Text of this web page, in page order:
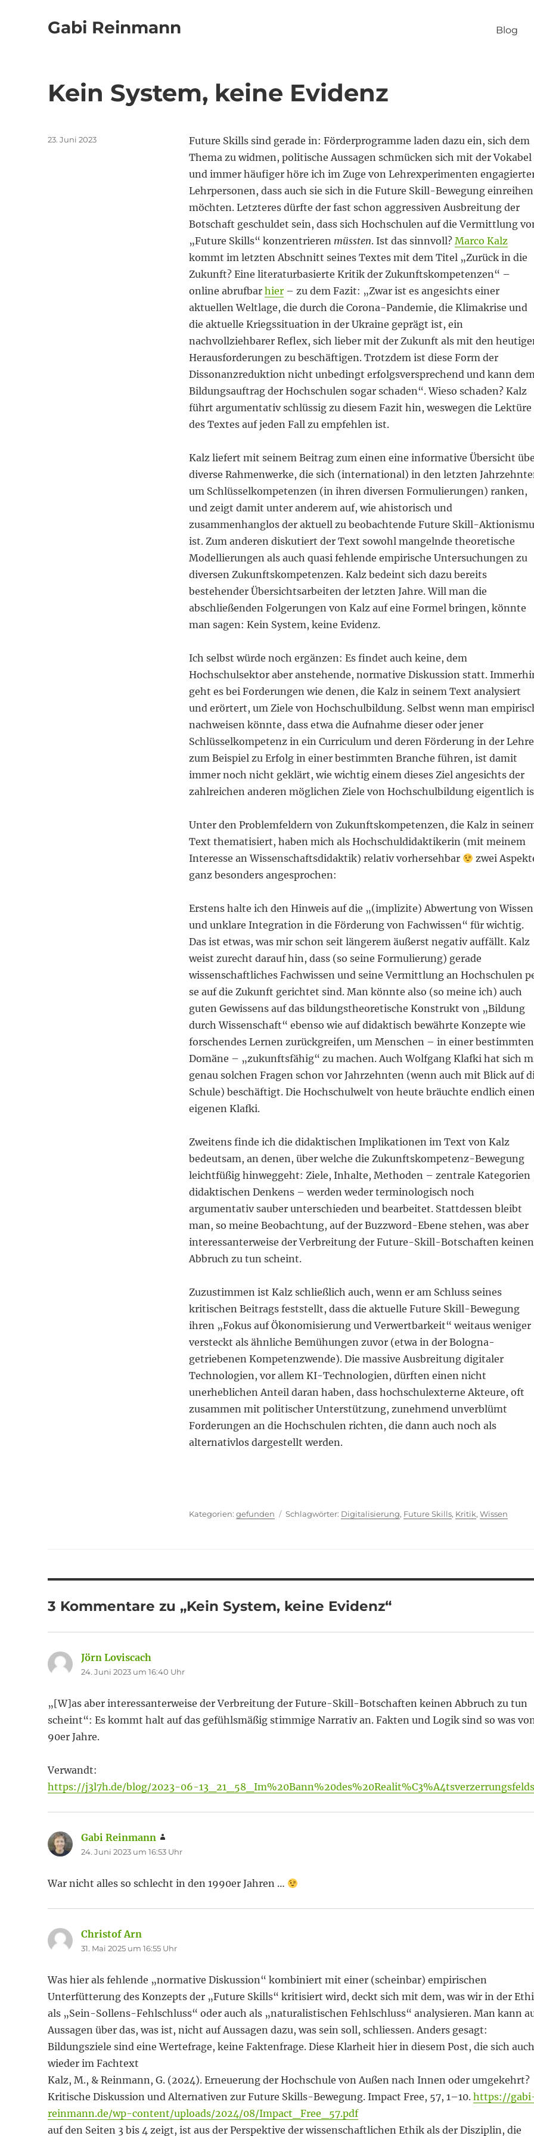
Gabi Reinmann Blog
Kein System, keine Evidenz
Future Skills sind gerade in: Förderprogramme laden dazu ein, sich dem
Thema zu widmen, politische Aussagen schmücken sich mit der Vokabel
und immer häufiger höre ich im Zuge von Lehrexperimenten
Lehrpersonen, dass auch sie sich in die Future Skill-Bewegung einreihen
möchten. Letzteres dürfte der fast schon aggressiven Ausbreitung der
Botschaft geschuldet sein, dass sich Hochschulen auf die Vermittlung
„Future Skills“ konzentrieren müssten. Ist das sinnvoll? Marco Kalz
kommt im letzten Abschnitt seines Textes mit dem Titel „Zurück in die
Zukunft? Eine literaturbasierte Kritik der Zukunftskompetenzen“ –
online abrufbar hier– zu dem Fazit: „Zwar ist es angesichts einer
aktuellen Weltlage, die durch die Corona-Pandemie, die Klimakrise und
die aktuelle Kriegssituation in der Ukraine geprägt ist, ein
nachvollziehbarer Reflex, sich lieber mit der Zukunft als mit den
Herausforderungen zu beschäftigen. Trotzdem ist diese Form der
Dissonanzreduktion nicht unbedingt erfolgsversprechend und kann
Bildungsauftrag der Hochschulen sogar schaden“. Wieso schaden? Kalz
führt argumentativ schlüssig zu diesem Fazit hin, weswegen die Lektüre
des Textes auf jeden Fall zu empfehlen ist.
Kalz liefert mit seinem Beitrag zum einen eine informative Übersicht
diverse Rahmenwerke, die sich (international) in den letzten
um Schlüsselkompetenzen (in ihren diversen Formulierungen) ranken,
und zeigt damit unter anderem auf, wie ahistorisch und
zusammenhanglos der aktuell zu beobachtende Future Skill-
ist. Zum anderen diskutiert der Text sowohl mangelnde theoretische
Modellierungen als auch quasi fehlende empirische Untersuchungen zu
diversen Zukunftskompetenzen. Kalz bedeint sich dazu bereits
bestehender Übersichtsarbeiten der letzten Jahre. Will man die
abschließenden Folgerungen von Kalz auf eine Formel bringen, könnte
man sagen: Kein System, keine Evidenz.
Ich selbst würde noch ergänzen: Es findet auch keine, dem
Hochschulsektor aber anstehende, normative Diskussion statt.
geht es bei Forderungen wie denen, die Kalz in seinem Text analysiert
und erörtert, um Ziele von Hochschulbildung. Selbst wenn man
nachweisen könnte, dass etwa die Aufnahme dieser oder jener
Schlüsselkompetenz in ein Curriculum und deren Förderung in der Lehre
zum Beispiel zu Erfolg in einer bestimmten Branche führen, ist damit
immer noch nicht geklärt, wie wichtig einem dieses Ziel angesichts der
zahlreichen anderen möglichen Ziele von Hochschulbildung eigentlich
Unter den Problemfeldern von Zukunftskompetenzen, die Kalz in
Text thematisiert, haben mich als Hochschuldidaktikerin (mit meinem
Interesse an Wissenschaftsdidaktik) relativ vorhersehbar
zwei
ganz besonders angesprochen:
Erstens halte ich den Hinweis auf die „(implizite) Abwertung von Wissen
und unklare Integration in die Förderung von Fachwissen“ für wichtig.
Das ist etwas, was mir schon seit längerem äußerst negativ auffällt. Kalz
weist zurecht darauf hin, dass (so seine Formulierung) gerade
wissenschaftliches Fachwissen und seine Vermittlung an Hochschulen
se auf die Zukunft gerichtet sind. Man könnte also (so meine ich) auch
guten Gewissens auf das bildungstheoretische Konstrukt von „Bildung
durch Wissenschaft“ ebenso wie auf didaktisch bewährte Konzepte wie
forschendes Lernen zurückgreifen, um Menschen – in einer bestimmten
Domäne – „zukunftsfähig“ zu machen. Auch Wolfgang Klafki hat sich
genau solchen Fragen schon vor Jahrzehnten (wenn auch mit Blick auf
Schule) beschäftigt. Die Hochschulwelt von heute bräuchte endlich
eigenen Klafki.
Zweitens finde ich die didaktischen Implikationen im Text von Kalz
bedeutsam, an denen, über welche die Zukunftskompetenz-Bewegung
leichtfüßig hinweggeht: Ziele, Inhalte, Methoden – zentrale Kategorien
didaktischen Denkens – werden weder terminologisch noch
argumentativ sauber unterschieden und bearbeitet. Stattdessen bleibt
man, so meine Beobachtung, auf der Buzzword-Ebene stehen, was aber
interessanterweise der Verbreitung der Future-Skill-Botschaften keinen
Abbruch zu tun scheint.
Zuzustimmen ist Kalz schließlich auch, wenn er am Schluss seines
kritischen Beitrags feststellt, dass die aktuelle Future Skill-Bewegung
ihren „Fokus auf Ökonomisierung und Verwertbarkeit“ weitaus weniger
versteckt als ähnliche Bemühungen zuvor (etwa in der Bologna-
getriebenen Kompetenzwende). Die massive Ausbreitung digitaler
Technologien, vor allem KI-Technologien, dürften einen nicht
unerheblichen Anteil daran haben, dass hochschulexterne Akteure, oft
zusammen mit politischer Unterstützung, zunehmend unverblümt
Forderungen an die Hochschulen richten, die dann auch noch als
alternativlos dargestellt werden.
Kategorien
gefunden Schlagwörter
Digitalisierung, Future Skills, Kritik, Wissen
Veröffentlicht
23. Juni 2023
3 Kommentare zu „Kein System, keine Evidenz“
Jörn Loviscach
24. Juni 2023 um 16:40 Uhr
„[W]as aber interessanterweise der Verbreitung der Future-Skill-Botschaften keinen Abbruch zu tun
scheint“: Es kommt halt auf das gefühlsmäßig stimmige Narrativ an. Fakten und Logik sind so was
90er Jahre.
Verwandt:
https://j3l7h.de/blog/2023-06-
Gabi Reinmann
24. Juni 2023 um 16:53 Uhr
War nicht alles so schlecht in den 1990er Jahren …
Christof Arn
31. Mai 2025 um 16:55 Uhr
Was hier als fehlende „normative Diskussion“ kombiniert mit einer (scheinbar) empirischen
Unterfütterung des Konzepts der „Future Skills“ kritisiert wird, deckt sich mit dem, was wir in der
als „Sein-Sollens-Fehlschluss“ oder auch als „naturalistischen Fehlschluss“ analysieren. Man kann
Aussagen über das, was ist, nicht auf Aussagen dazu, was sein soll, schliessen. Anders gesagt:
Bildungsziele sind eine Wertefrage, keine Faktenfrage. Diese Klarheit hier in diesem Post, die sich
wieder im Fachtext
Kalz, M., & Reinmann, G. (2024). Erneuerung der Hochschule von Außen nach Innen oder umgekehrt?
Kritische Diskussion und Alternativen zur Future Skills-Bewegung. Impact Free, 57, 1–10.https://
reinmann.de/wp-content/uploads/2024/08/Impact_Free_57.pdf
auf den Seiten 3 bis 4 zeigt, ist aus der Perspektive der wissenschaftlichen Ethik als der Disziplin, die